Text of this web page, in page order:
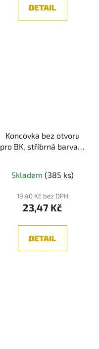
DETAIL
Koncovka bez otvoru
pro BK, stříbrná barva, 1
Skladem (385 ks)
19,40 Kč bez DPH
23,47 Kč
DETAIL